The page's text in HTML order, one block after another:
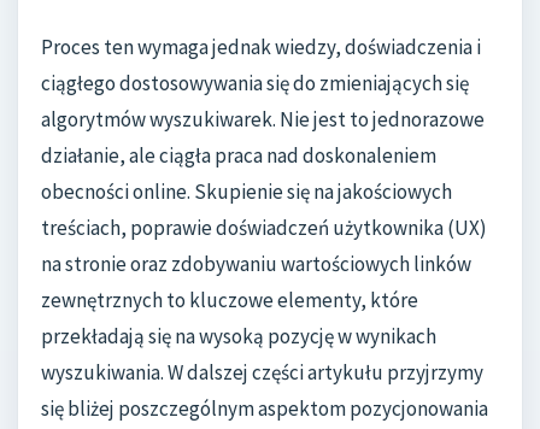
Proces ten wymaga jednak wiedzy, doświadczenia i
ciągłego dostosowywania się do zmieniających się
algorytmów wyszukiwarek. Nie jest to jednorazowe
działanie, ale ciągła praca nad doskonaleniem
obecności online. Skupienie się na jakościowych
treściach, poprawie doświadczeń użytkownika (UX)
na stronie oraz zdobywaniu wartościowych linków
zewnętrznych to kluczowe elementy, które
przekładają się na wysoką pozycję w wynikach
wyszukiwania. W dalszej części artykułu przyjrzymy
się bliżej poszczególnym aspektom pozycjonowania